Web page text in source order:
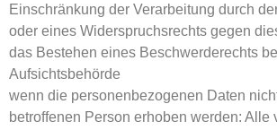
Einschränkung der Verarbeitung durch
oder eines Widerspruchsrechts gegen
das Bestehen eines Beschwerderechts
Aufsichtsbehörde
wenn die personenbezogenen Daten
betroffenen Person erhoben werden: Alle